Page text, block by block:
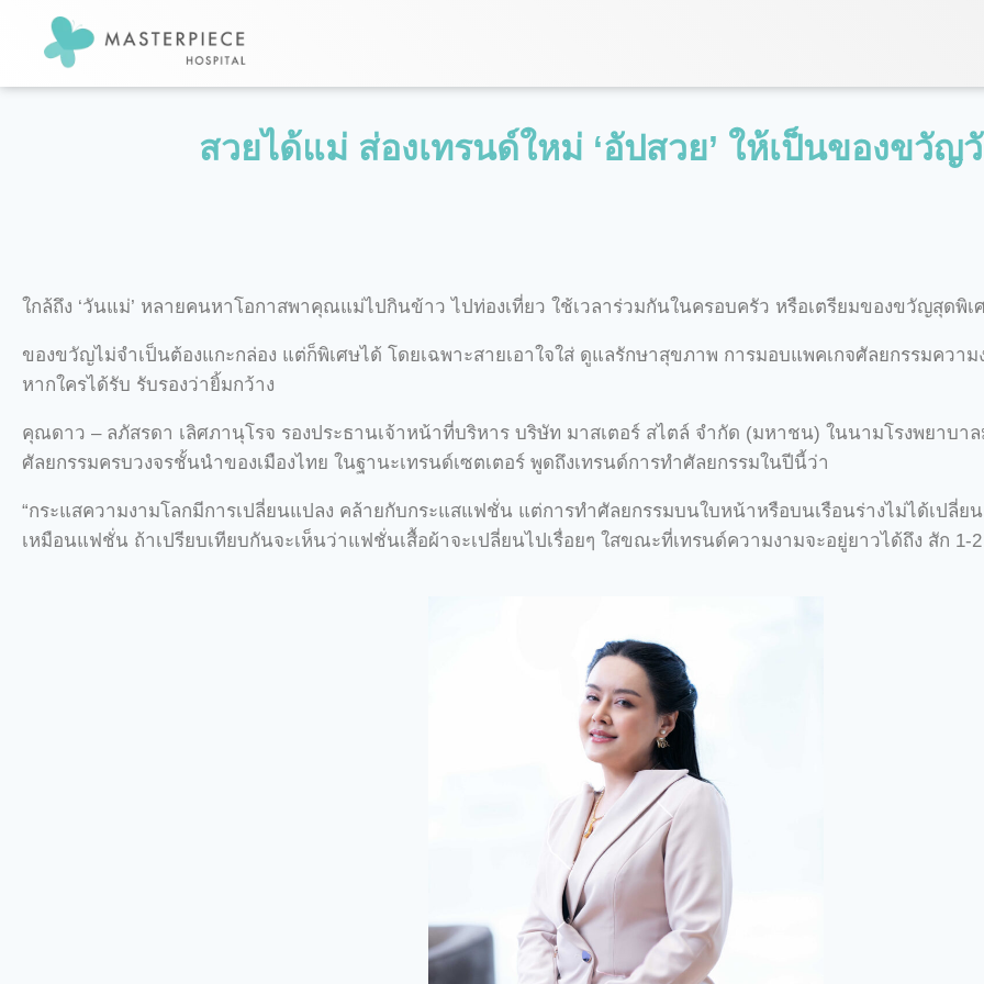
สวยได้แม่ ส่องเทรนด์ใหม่ ‘อัปสวย’ ให้เป็นของขวัญ
ใกล้ถึง ‘วันแม่’ หลายคนหาโอกาสพาคุณแม่ไปกินข้าว ไปท่องเที่ยว ใช้เวลาร่วมกันในครอบครัว หรือเตรียมของขวัญสุดพิเ
ของขวัญไม่จำเป็นต้องแกะกล่อง แต่ก็พิเศษได้ โดยเฉพาะสายเอาใจใส่ ดูแลรักษาสุขภาพ การมอบแพคเกจศัลยกรรมควา
หากใครได้รับ รับรองว่ายิ้มกว้าง
คุณดาว – ลภัสรดา เลิศภานุโรจ รองประธานเจ้าหน้าที่บริหาร บริษัท มาสเตอร์ สไตล์ จำกัด (มหาชน) ในนามโรงพยาบา
ศัลยกรรมครบวงจรชั้นนำของเมืองไทย ในฐานะเทรนด์เซตเตอร์ พูดถึงเทรนด์การทำศัลยกรรมในปีนี้ว่า
“กระแสความงามโลกมีการเปลี่ยนแปลง คล้ายกับกระแสแฟชั่น แต่การทำศัลยกรรมบนใบหน้าหรือบนเรือนร่างไม่ได้เปลี่ย
เหมือนแฟชั่น ถ้าเปรียบเทียบกันจะเห็นว่าแฟชั่นเสื้อผ้าจะเปลี่ยนไปเรื่อยๆ ใสขณะที่เทรนด์ความงามจะอยู่ยาวได้ถึง สัก 1-